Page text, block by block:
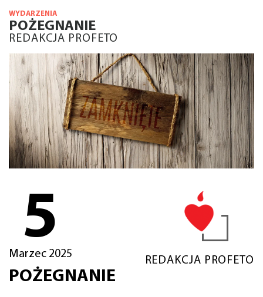
WYDARZENIA
POŻEGNANIE
REDAKCJA PROFETO
5
Marzec 2025
REDAKCJA PROFETO
POŻEGNANIE